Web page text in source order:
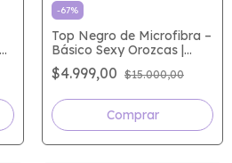
-67%
Top Negro de Microfibra –
Básico Sexy Orozcas |
Talle Único Adaptable
$4.999,00 $15.000,00